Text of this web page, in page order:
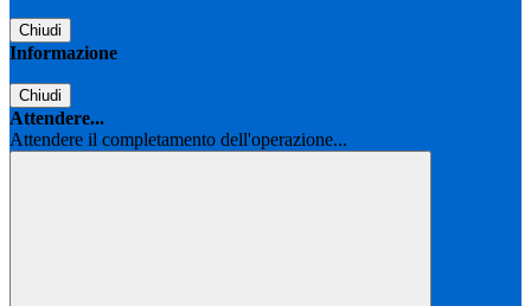
Chiudi
Informazione
Chiudi
Attendere...
Attendere il completamento dell'operazione...